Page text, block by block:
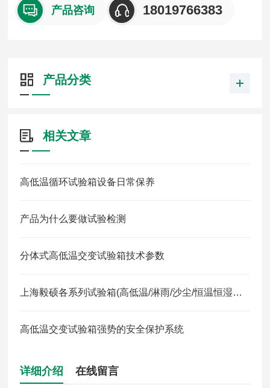
产品咨询 18019766383
产品分类
相关文章
高低温循环试验箱设备日常保养
产品为什么要做试验检测
分体式高低温交变试验箱技术参数
上海毅硕各系列试验箱(高低温/淋雨/沙尘/恒温恒湿试验箱)产品特点
高低温交变试验箱强势的安全保护系统
详细介绍 在线留言